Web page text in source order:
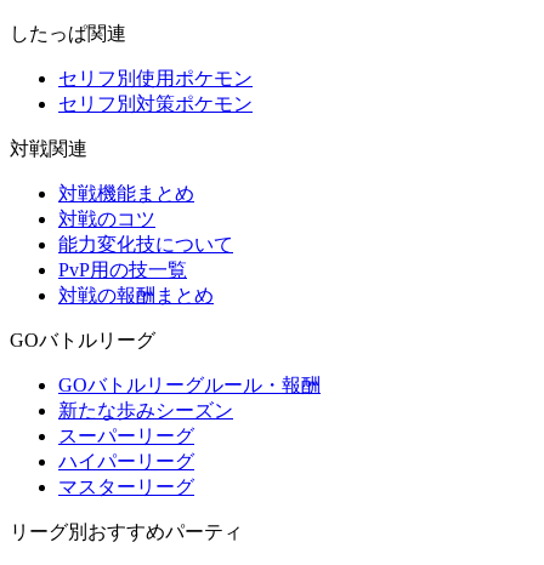
したっぱ関連
セリフ別使用ポケモン
セリフ別対策ポケモン
対戦関連
対戦機能まとめ
対戦のコツ
能力変化技について
PvP用の技一覧
対戦の報酬まとめ
GOバトルリーグ
GOバトルリーグルール・報酬
新たな歩みシーズン
スーパーリーグ
ハイパーリーグ
マスターリーグ
リーグ別おすすめパーティ